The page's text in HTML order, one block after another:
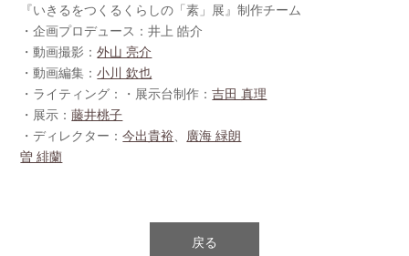
『いきるをつくるくらしの「素」展』制作チーム
・企画プロデュース：井上 皓介
・動画撮影：外山 亮介
・動画編集：小川 欽也
・ライティング：・展示台制作：吉田 真理
・展示：藤井桃子
・ディレクター：今出貴裕
廣海 緑朗
曽 緋蘭
戻る